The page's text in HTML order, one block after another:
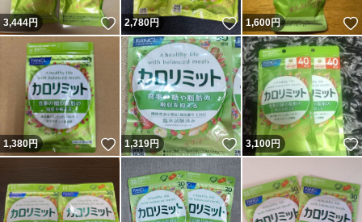
3,444円 いいね！
2,780円 いいね！
1,600円
1,380円 いいね！
1,319円 いいね！
3,100円